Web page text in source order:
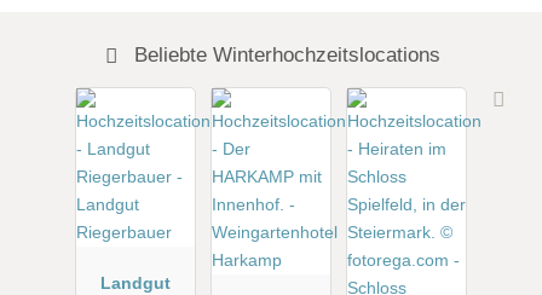
Beliebte Winterhochzeitslocations
Landgut